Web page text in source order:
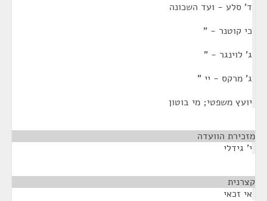
ד' סלע - ועד השכונה
כי קוטנר - "
ג' לוינגר - "
ג' מרקס - יי "
יועץ משפטי; מי בוטון
מזכירת הוועדה
י' גידלי
קצרנית
אי זכאי